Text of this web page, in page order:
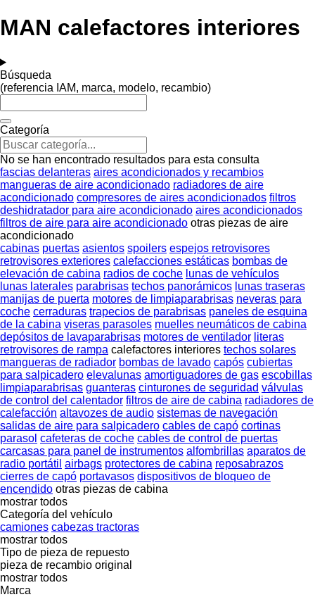
MAN calefactores interiores
Búsqueda
(referencia IAM, marca, modelo, recambio)
Categoría
No se han encontrado resultados para esta consulta
fascias delanteras aires acondicionados y recambios
mangueras de aire acondicionado radiadores de aire
acondicionado compresores de aires acondicionados filtros
deshidratador para aire acondicionado aires acondicionados
filtros de aire para aire acondicionado otras piezas de aire
acondicionado
cabinas puertas asientos spoilers espejos retrovisores
retrovisores exteriores calefacciones estáticas bombas de
elevación de cabina radios de coche lunas de vehículos
lunas laterales parabrisas techos panorámicos lunas traseras
manijas de puerta motores de limpiaparabrisas neveras para
coche cerraduras trapecios de parabrisas paneles de esquina
de la cabina viseras parasoles muelles neumáticos de cabina
depósitos de lavaparabrisas motores de ventilador literas
retrovisores de rampa calefactores interiores techos solares
mangueras de radiador bombas de lavado capós cubiertas
para salpicadero elevalunas amortiguadores de gas escobillas
limpiaparabrisas guanteras cinturones de seguridad válvulas
de control del calentador filtros de aire de cabina radiadores de
calefacción altavozes de audio sistemas de navegación
salidas de aire para salpicadero cables de capó cortinas
parasol cafeteras de coche cables de control de puertas
carcasas para panel de instrumentos alfombrillas aparatos de
radio portátil airbags protectores de cabina reposabrazos
cierres de capó portavasos dispositivos de bloqueo de
encendido otras piezas de cabina
mostrar todos
Categoría del vehículo
camiones cabezas tractoras
mostrar todos
Tipo de pieza de repuesto
pieza de recambio original
mostrar todos
Marca